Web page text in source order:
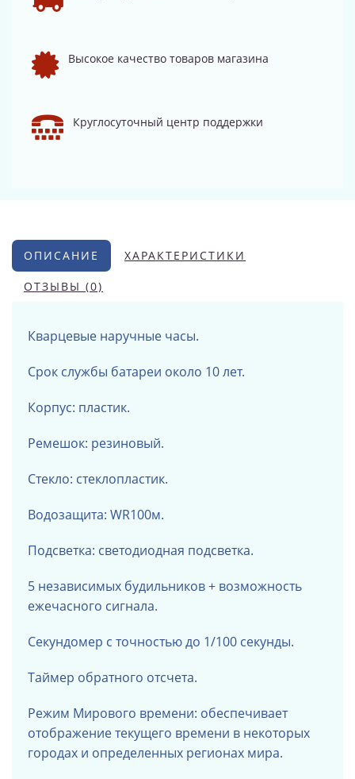
Высокое качество товаров магазина
Круглосуточный центр поддержки
ОПИСАНИЕ ХАРАКТЕРИСТИКИ
ОТЗЫВЫ (0)
Кварцевые наручные часы.
Срок службы батареи около 10 лет.
Корпус: пластик.
Ремешок: резиновый.
Стекло: стеклопластик.
Водозащита: WR100м.
Подсветка: светодиодная подсветка.
5 независимых будильников + возможность
ежечасного сигнала.
Секундомер с точностью до 1/100 секунды.
Таймер обратного отсчета.
Режим Мирового времени: обеспечивает
отображение текущего времени в некоторых
городах и определенных регионах мира.